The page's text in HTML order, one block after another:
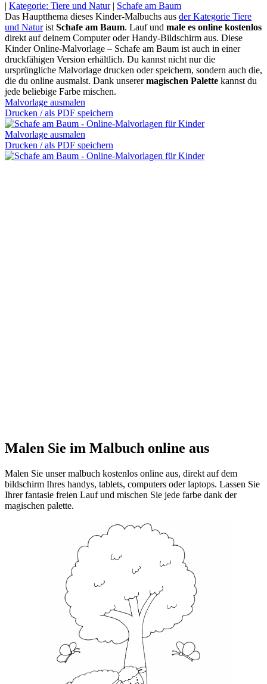
| Kategorie: Tiere und Natur| Schafe am Baum
Das Hauptthema dieses Kinder-Malbuchs aus der Kategorie Tiere
und NaturistSchafe am Baum. Lauf und male es online kostenlos
direkt auf deinem Computer oder Handy-Bildschirm aus. Diese
Kinder Online-Malvorlage – Schafe am Baum ist auch in einer
druckfähigen Version erhältlich. Du kannst nicht nur die
ursprüngliche Malvorlage drucken oder speichern, sondern auch die,
die du online ausmalst. Dank unserermagischen Palette kannst du
jede beliebige Farbe mischen.
Malvorlage ausmalen
Drucken / als PDF speichern
Malvorlage ausmalen
Drucken / als PDF speichern
Malen Sie im Malbuch online aus
Malen Sie unser malbuch kostenlos online aus, direkt auf dem
bildschirm Ihres handys, tablets, computers oder laptops. Lassen Sie
Ihrer fantasie freien Lauf und mischen Sie jede farbe dank der
magischen palette.